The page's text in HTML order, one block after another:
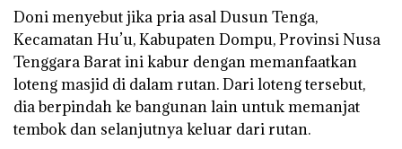
Doni menyebut jika pria asal Dusun Tenga,
Kecamatan Hu’u, Kabupaten Dompu, Provinsi Nusa
Tenggara Barat ini kabur dengan memanfaatkan
loteng masjid di dalam rutan. Dari loteng tersebut,
dia berpindah ke bangunan lain untuk memanjat
tembok dan selanjutnya keluar dari rutan.